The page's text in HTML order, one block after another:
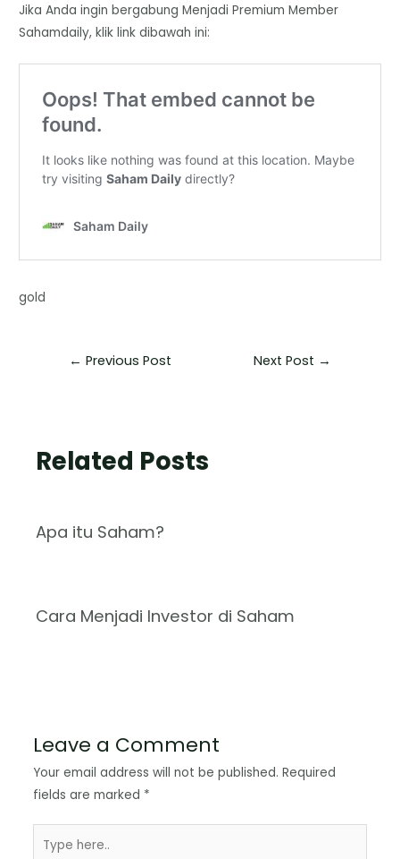
Jika Anda ingin bergabung Menjadi Premium Member
Sahamdaily, klik link dibawah ini:
gold
← Previous Post Next Post →
Related Posts
Apa itu Saham?
Cara Menjadi Investor di Saham
Leave a Comment
Your email address will not be published. Required
fields are marked *